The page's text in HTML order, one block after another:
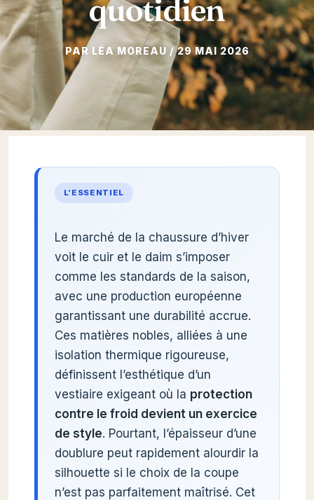
quotidien
29 MAI 2026
L’ESSENTIEL
Le marché de la chaussure d’hiver
voit le cuir et le daim s’imposer
comme les standards de la saison,
avec une production européenne
garantissant une durabilité accrue.
Ces matières nobles, alliées à une
isolation thermique rigoureuse,
définissent l’esthétique d’un
vestiaire exigeant où la protection
contre le froid devient un exercice
de style. Pourtant, l’épaisseur d’une
doublure peut rapidement alourdir la
silhouette si le choix de la coupe
n’est pas parfaitement maîtrisé. Cet